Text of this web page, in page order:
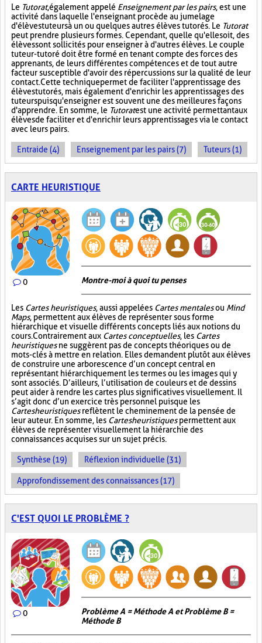
Le Tutorat, également appelé Enseignement par les pairs, est une
activité dans laquelle l'enseignant procède au jumelage
d'élèves tuteurs à un ou quelques autres élèves tutorés. Le Tutorat
peut prendre plusieurs formes. Cependant, quelle qu'elle soit, des
élèves sont sollicités pour enseigner à d'autres élèves. Le couple
tuteur-tutoré doit être formé en tenant compte des forces des
apprenants, de leurs différentes compétences et de tout autre
facteur susceptible d'avoir des répercussions sur la qualité de leur
contact. Cette technique permet de faciliter l'apprentissage des
élèves tutorés, mais également d'enrichir les apprentissages des
tuteurs puisqu'enseigner est souvent une des meilleures façons
d'apprendre. En somme, le Tutoratest une activité permettant aux
élèves de faciliter et d'enrichir leurs apprentissages via le contact
avec leurs pairs.
Entraide (4) Enseignement par les pairs (7) Tuteurs (1)
CARTE HEURISTIQUE
0 Montre-moi à quoi tu penses
Les Cartes heuristiques, aussi appelées Cartes mentalesou Mind
Maps, permettent aux élèves de représenter sous forme
hiérarchique et visuelle différents concepts liés aux notions du
cours. Contrairement aux Cartes conceptuelles, les Cartes
heuristiquesne suggèrent pas de concepts théoriques ou de
mots-clés à mettre en relation. Elles demandent plutôt aux élèves
de construire une arborescence d’un concept central en
représentant hiérarchiquement les termes ou les images qui y
sont associés. D’ailleurs, l’utilisation de couleurs et de dessins
peut aider à rendre les cartes plus significatives visuellement. Il
s’agit donc d’un exercice très personnel puisque les
Cartes heuristiquesreflètent le cheminement de la pensée de
leur auteur. En somme, les Cartes heuristiquespermettent aux
élèves de représenter visuellement la hiérarchie des
connaissances acquises sur un sujet précis.
Synthèse (19) Réflexion individuelle (31)
Approfondissement des connaissances (17)
C'EST QUOI LE PROBLÈME ?
0
Problème A = Méthode A et Problème B =
Méthode B